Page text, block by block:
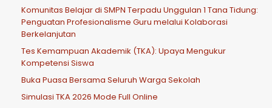
Komunitas Belajar di SMPN Terpadu Unggulan 1 Tana Tidung:
Penguatan Profesionalisme Guru melalui Kolaborasi
Berkelanjutan
Tes Kemampuan Akademik (TKA): Upaya Mengukur
Kompetensi Siswa
Buka Puasa Bersama Seluruh Warga Sekolah
Simulasi TKA 2026 Mode Full Online